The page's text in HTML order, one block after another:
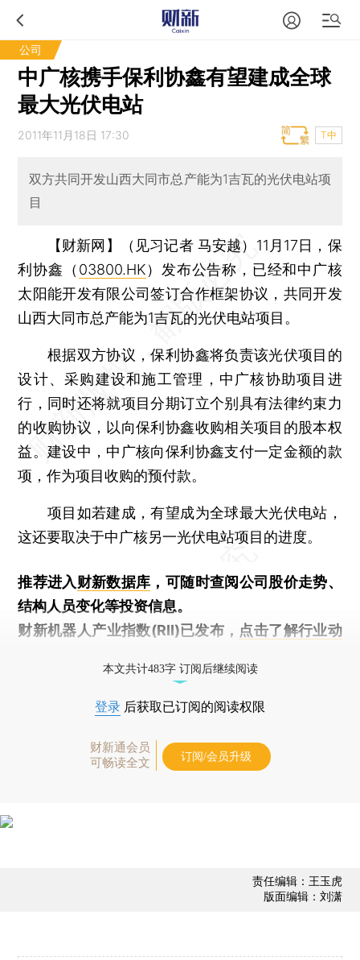
公司
中广核携手保利协鑫有望建成全球
最大光伏电站
2011年11月18日 17:30 T中
双方共同开发山西大同市总产能为1吉瓦的光伏电站项
目
【财新网】（见习记者 马安越） 11月17日，保
利协鑫（ 03800.HK）发布公告称，已经和中广核
太阳能开发有限公司签订合作框架协议，共同开发
山西大同市总产能为1吉瓦的光伏电站项目。
根据双方协议，保利协鑫将负责该光伏项目的
设计、采购建设和施工管理，中广核协助项目进
行，同时还将就项目分期订立个别具有法律约束力
的收购协议，以向保利协鑫收购相关项目的股本权
益。建设中，中广核向保利协鑫支付一定金额的款
项，作为项目收购的预付款。
项目如若建成，有望成为全球最大光伏电站，
这还要取决于中广核另一光伏电站项目的进度。
推荐进入财新数据库 ，可随时查阅公司股价走势、
结构人员变化等投资信息。
财新机器人产业指数(RII)已发布， 点击了解行业动
本文共计483字 订阅后继续阅读
登录 后获取已订阅的阅读权限
财新通会员
可畅读全文
订阅/会员升级
责任编辑：王玉虎
版面编辑：刘潇